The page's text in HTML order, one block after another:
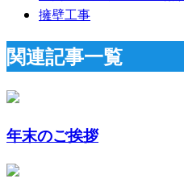
擁壁工事
関連記事一覧
年末のご挨拶